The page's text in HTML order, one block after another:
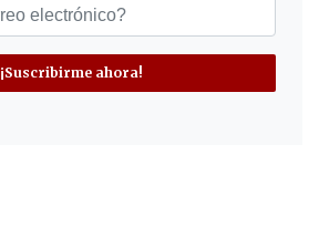
¡Suscribirme ahora!